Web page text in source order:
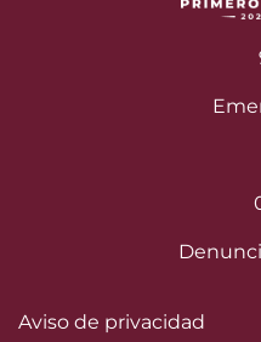
Aviso de privacidad